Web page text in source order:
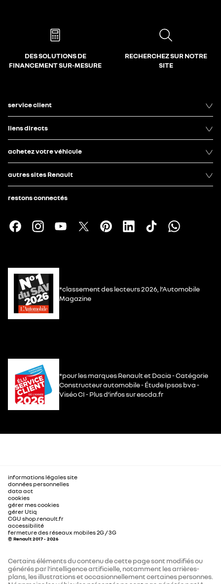
DES SOLUTIONS DE
FINANCEMENT SUR-MESURE
RECHERCHEZ SUR NOTRE
SITE
service client
liens directs
achetez votre véhicule
autres sites Renault
restons connectés
*classement des lecteurs 2026, l’Automobile
Magazine
*pour les marques Renault et Dacia - Catégorie
Constructeur automobile - Étude Ipsos bva -
Viséo CI - Plus d’infos sur escda.fr
informations légales site
données personnelles
data act
cookies
gérer mes cookies
gérer Utiq
CGU shop.renault.fr
accessibilité
fermeture des réseaux mobiles 2G / 3G
© Renault 2017 - 2026
Certains éléments du contenu de cette page sont modifiés ou
générés par l'intelligence artificielle, notamment les arrières-
plans, les illustrations et occasionnellement certaines personnes.